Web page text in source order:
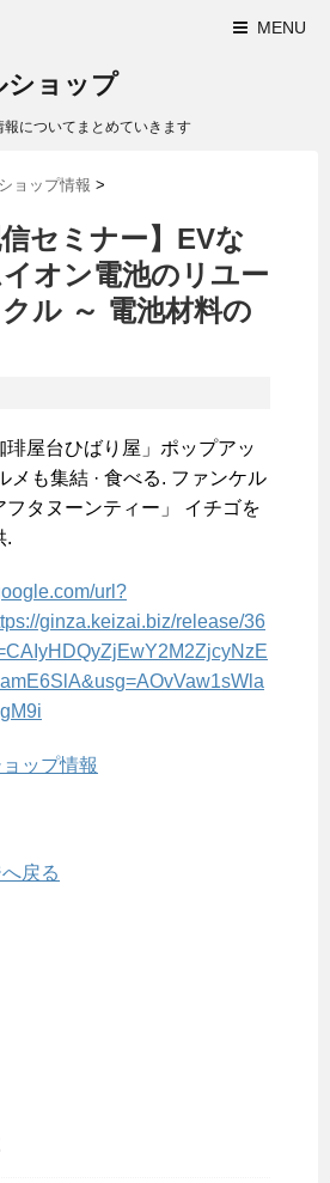
MENU
ショップ
についてまとめていきます
ョップ情報 >
信セミナー】EVな
オン電池のリユー
ル ～ 電池材料の
屋台ひばり屋」ポップアッ
メも集結 · 食べる. ファンケル
タヌーンティー」 イチゴを
.
url?
ginza.keizai.biz/release/36
ップ情報
戻る